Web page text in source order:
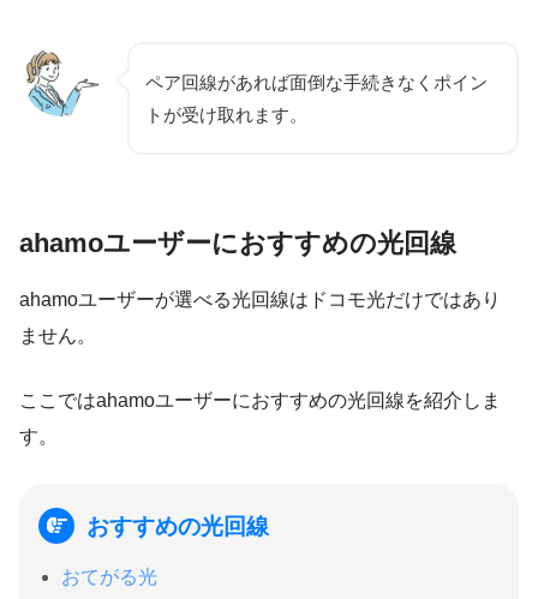
ペア回線があれば面倒な手続きなくポイン
トが受け取れます。
ahamoユーザーにおすすめの光回線
ahamoユーザーが選べる光回線はドコモ光だけではあり
ません。
ここではahamoユーザーにおすすめの光回線を紹介しま
す。
おすすめの光回線
おてがる光